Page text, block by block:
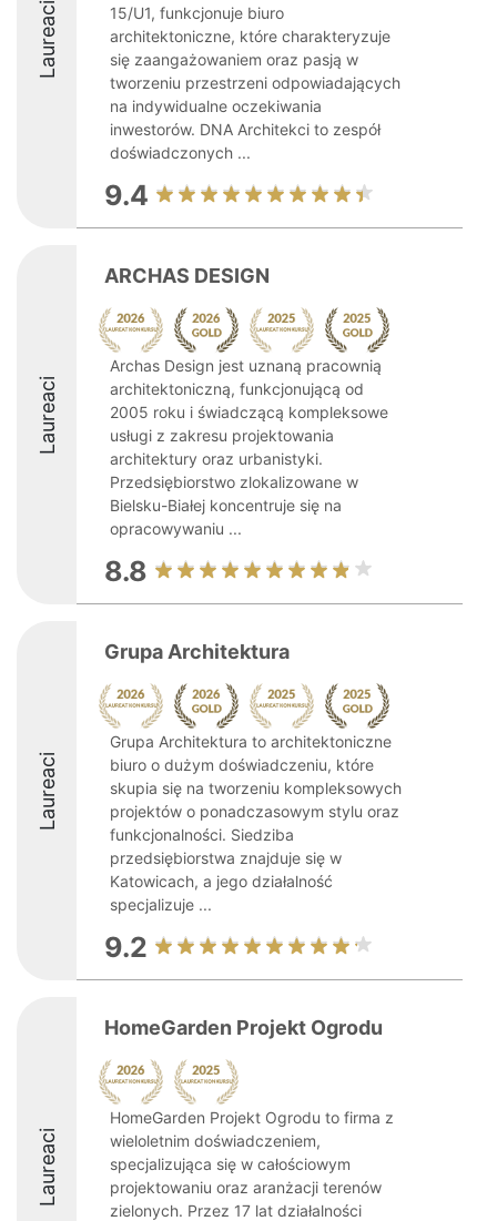
Laureaci
15/U1, funkcjonuje biuro
architektoniczne, które charakteryzuje
się zaangażowaniem oraz pasją w
tworzeniu przestrzeni odpowiadających
na indywidualne oczekiwania
inwestorów. DNA Architekci to zespół
doświadczonych ...
9.4
Laureaci
ARCHAS DESIGN
Archas Design jest uznaną pracownią
architektoniczną, funkcjonującą od
2005 roku i świadczącą kompleksowe
usługi z zakresu projektowania
architektury oraz urbanistyki.
Przedsiębiorstwo zlokalizowane w
Bielsku-Białej koncentruje się na
opracowywaniu ...
8.8
Laureaci
Grupa Architektura
Grupa Architektura to architektoniczne
biuro o dużym doświadczeniu, które
skupia się na tworzeniu kompleksowych
projektów o ponadczasowym stylu oraz
funkcjonalności. Siedziba
przedsiębiorstwa znajduje się w
Katowicach, a jego działalność
specjalizuje ...
9.2
Laureaci
HomeGarden Projekt Ogrodu
HomeGarden Projekt Ogrodu to firma z
wieloletnim doświadczeniem,
specjalizująca się w całościowym
projektowaniu oraz aranżacji terenów
zielonych. Przez 17 lat działalności